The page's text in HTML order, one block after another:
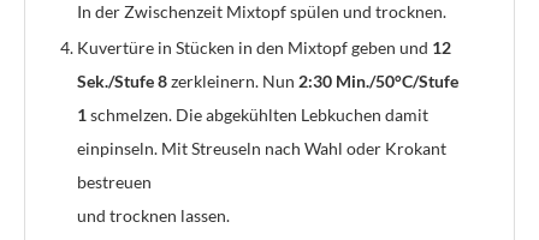
In der Zwischenzeit Mixtopf spülen und trocknen.
Kuvertüre in Stücken in den Mixtopf geben und 12
Sek./Stufe 8zerkleinern. Nun 2:30 Min./50°C/Stufe
1schmelzen. Die abgekühlten Lebkuchen damit
einpinseln. Mit Streuseln nach Wahl oder Krokant
bestreuen
und trocknen lassen.